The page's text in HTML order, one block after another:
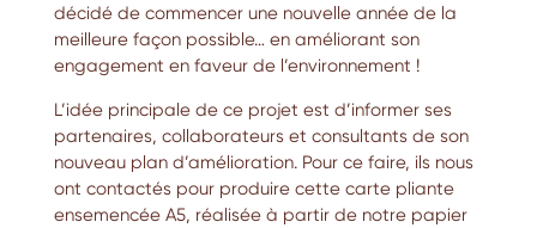
décidé de commencer une nouvelle année de la
meilleure façon possible… en améliorant son
engagement en faveur de l’environnement !
L’idée principale de ce projet est d’informer ses
partenaires, collaborateurs et consultants de son
nouveau plan d’amélioration. Pour ce faire, ils nous
ont contactés pour produire cette carte pliante
ensemencée A5, réalisée à partir de notre papier